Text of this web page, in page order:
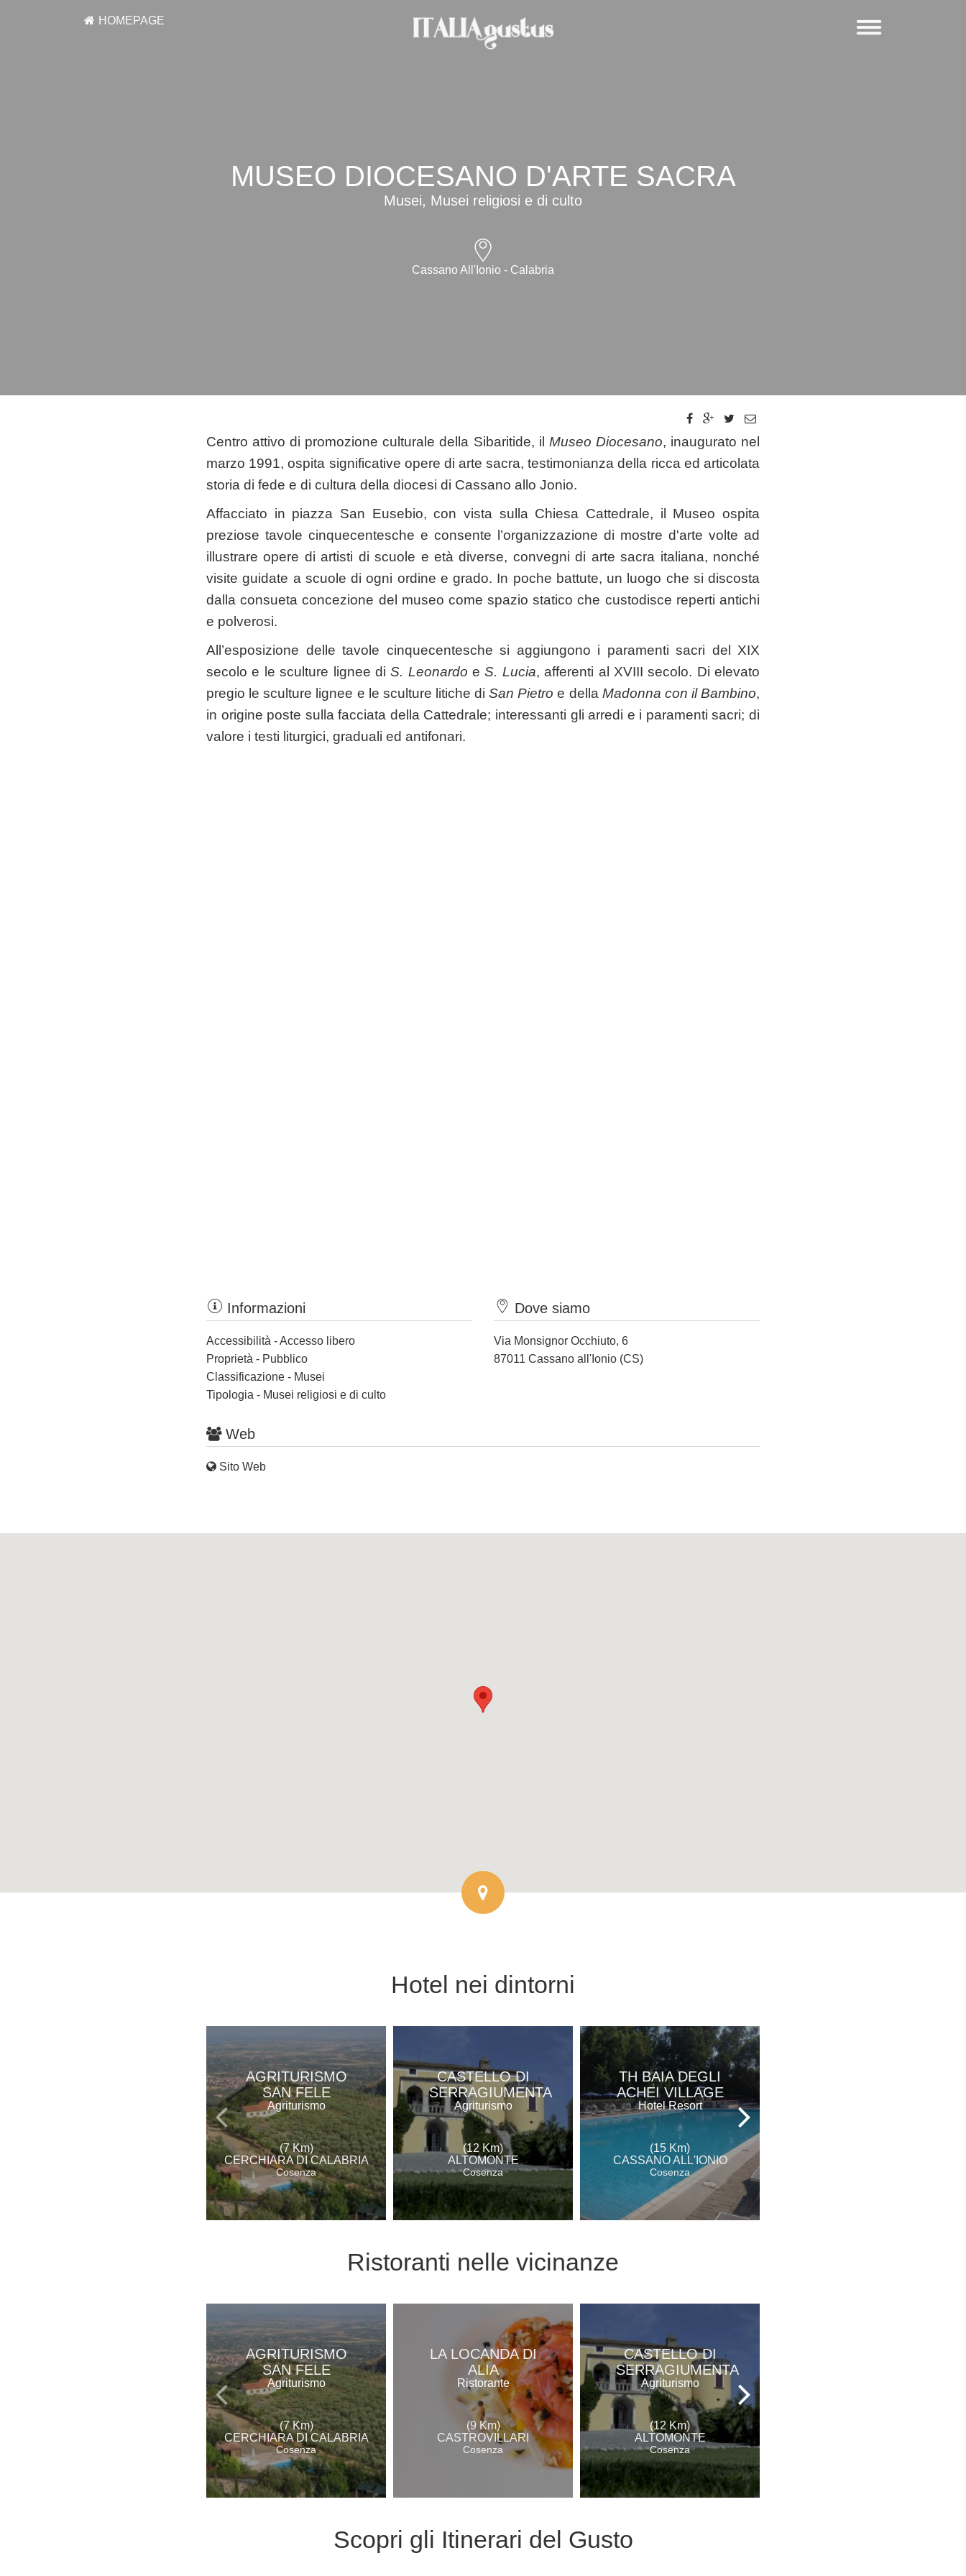
HOMEPAGE
MUSEO DIOCESANO D'ARTE SACRA
Musei, Musei religiosi e di culto
Cassano All'Ionio - Calabria
Centro attivo di promozione culturale della Sibaritide, il Museo Diocesano, inaugurato nel
marzo 1991, ospita significative opere di arte sacra, testimonianza della ricca ed articolata
storia di fede e di cultura della diocesi di Cassano allo Jonio.
Affacciato in piazza San Eusebio, con vista sulla Chiesa Cattedrale, il Museo ospita
preziose tavole cinquecentesche e consente l’organizzazione di mostre d'arte volte ad
illustrare opere di artisti di scuole e età diverse, convegni di arte sacra italiana, nonché
visite guidate a scuole di ogni ordine e grado. In poche battute, un luogo che si discosta
dalla consueta concezione del museo come spazio statico che custodisce reperti antichi
e polverosi.
All’esposizione delle tavole cinquecentesche si aggiungono i paramenti sacri del XIX
secolo e le sculture lignee diS. Leonardo eS. Lucia, afferenti al XVIII secolo. Di elevato
pregio le sculture lignee e le sculture litiche diSan Pietro e della Madonna con il Bambino,
in origine poste sulla facciata della Cattedrale; interessanti gli arredi e i paramenti sacri; di
valore i testi liturgici, graduali ed antifonari.
Informazioni
Accessibilità - Accesso libero
Proprietà - Pubblico
Classificazione - Musei
Tipologia - Musei religiosi e di culto
Dove siamo
Via Monsignor Occhiuto, 6
87011 Cassano all'Ionio (CS)
Web
Sito Web
Hotel nei dintorni
AGRITURISMO
SAN FELE
Agriturismo
(7 Km)
CERCHIARA DI CALABRIA
Cosenza
CASTELLO DI
SERRAGIUMENTA
Agriturismo
(12 Km)
ALTOMONTE
Cosenza
TH BAIA DEGLI
ACHEI VILLAGE
Hotel Resort
(15 Km)
CASSANO ALL'IONIO
Cosenza
Ristoranti nelle vicinanze
AGRITURISMO
SAN FELE
Agriturismo
(7 Km)
CERCHIARA DI CALABRIA
Cosenza
LA LOCANDA DI
ALIA
Ristorante
(9 Km)
CASTROVILLARI
Cosenza
CASTELLO DI
SERRAGIUMENTA
Agriturismo
(12 Km)
ALTOMONTE
Cosenza
Scopri gli Itinerari del Gusto